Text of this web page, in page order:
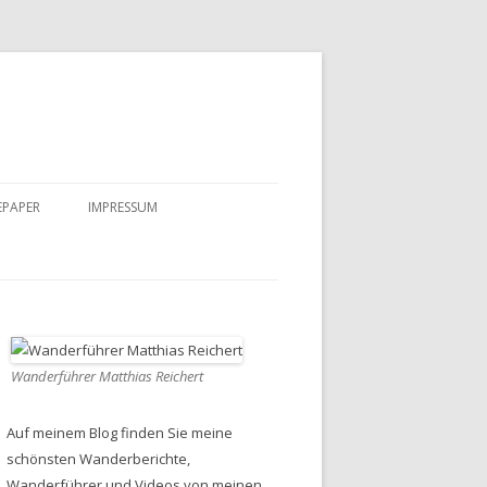
IMPRESSUM
Wanderführer Matthias Reichert
Auf meinem Blog finden Sie meine
schönsten Wanderberichte,